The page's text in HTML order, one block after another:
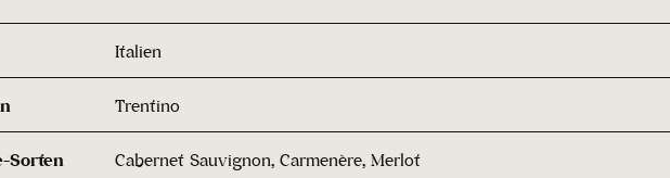
Italien
Trentino
Sorten Cabernet Sauvignon, Carmenère, Merlot